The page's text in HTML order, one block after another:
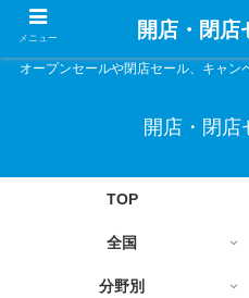
オープンセールや閉店セール、キャ
開店・閉店
TOP
全国
分野別
メニュー 開店・閉店